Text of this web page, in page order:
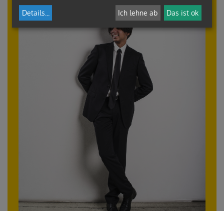
Details Ich lehne ab Das ist ok